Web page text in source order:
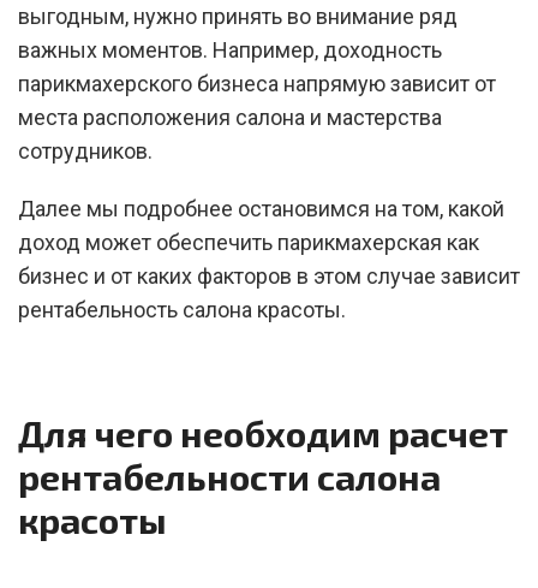
выгодным, нужно принять во внимание ряд
важных моментов. Например, доходность
парикмахерского бизнеса напрямую зависит от
места расположения салона и мастерства
сотрудников.
Далее мы подробнее остановимся на том, какой
доход может обеспечить парикмахерская как
бизнес и от каких факторов в этом случае зависит
рентабельность салона красоты.
Для чего необходим расчет
рентабельности салона
красоты